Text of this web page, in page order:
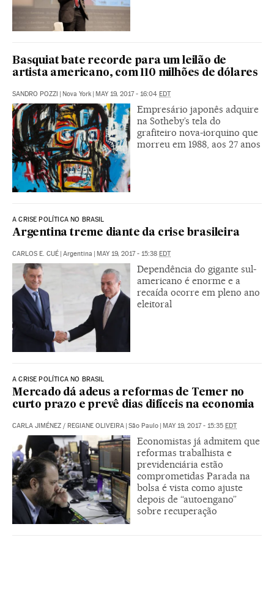
Basquiat bate recorde para um leilão de
artista americano, com 110 milhões de dólares
SANDRO POZZI | Nova York | MAY 19, 2017 - 16:04 EDT
Empresário japonês adquire
na Sotheby’s tela do
grafiteiro nova-iorquino que
morreu em 1988, aos 27 anos
A CRISE POLÍTICA NO BRASIL
Argentina treme diante da crise brasileira
CARLOS E. CUÉ | Argentina | MAY 19, 2017 - 15:38 EDT
Dependência do gigante sul-
americano é enorme e a
recaída ocorre em pleno ano
eleitoral
A CRISE POLÍTICA NO BRASIL
Mercado dá adeus a reformas de Temer no
curto prazo e prevê dias difíceis na economia
CARLA JIMÉNEZ / REGIANE OLIVEIRA | São Paulo | MAY 19, 2017 - 15:35 EDT
Economistas já admitem que
reformas trabalhista e
previdenciária estão
comprometidas Parada na
bolsa é vista como ajuste
depois de “autoengano”
sobre recuperação